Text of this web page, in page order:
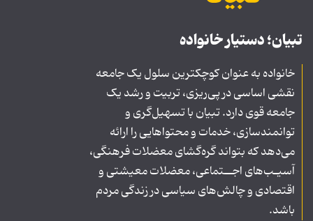
تبیان؛ دستیار خانواده
خانواده به عنوان کوچکترین سلول یک جامعه
نقشی اساسی در پی‌ریزی، تربیت و رشد یک
جامعه قوی دارد. تبیان با تسهیل‌گری و
توانمندسازی، خدمات و محتواهایی را ارائه
می‌دهد که بتواند گره‌گشای معضلات فرهنگی،
آسیـب‌های اجــتماعی، معضلات معیشتی و
اقتصادی و چالش‌های سیاسی در زندگی مردم
باشد.